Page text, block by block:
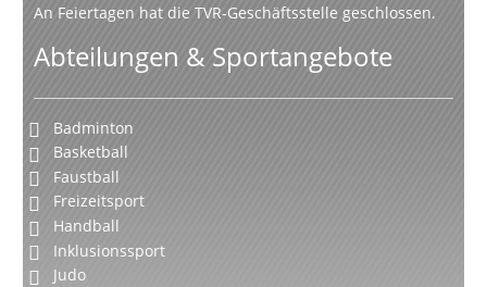
An Feiertagen hat die TVR-Geschäftsstelle geschlossen.
Abteilungen & Sportangebote
Badminton
Basketball
Faustball
Freizeitsport
Handball
Inklusionssport
Judo